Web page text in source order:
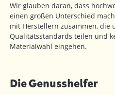
Wir glauben daran, dass
einen großen Unterschied
mit Herstellern zusammen, die
Qualitätsstandards teilen und
Materialwahl eingehen.
Die Genusshelfer